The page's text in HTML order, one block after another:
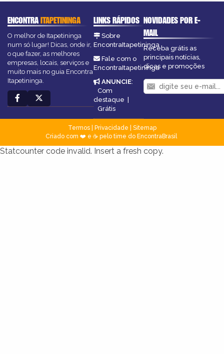
ENCONTRAITAPETININGA
O melhor de Itapetininga
num só lugar! Dicas, onde ir,
o que fazer, as melhores
empresas, locais, serviços e
muito mais no guia Encontra
Itapetininga.
LINKS RÁPIDOS
Sobre
EncontraItapetininga
Fale com o
EncontraItapetininga
ANUNCIE:
Com
destaque
Grátis
NOVIDADES POR E-
MAIL
Receba grátis as
principais notícias,
dicas e promoções
Termos| Privacidade
Sitemap
Criado com ❤️ e ☕ pelo time do EncontraBrasil
Statcounter code invalid. Insert a fresh copy.